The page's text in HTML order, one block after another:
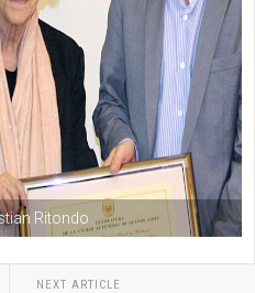
Ritondo
NEXT ARTICLE